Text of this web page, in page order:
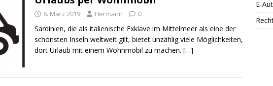
6. März 2019 Hermann 0
Sardinien, die als italienische Exklave im Mittelmeer als eine der
schönsten Inseln weltweit gilt, bietet unzählig viele Möglichkeiten,
dort Urlaub mit einem Wohnmobil zu machen. […]
E-